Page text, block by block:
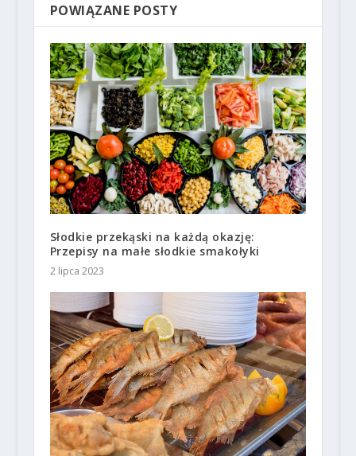
POWIĄZANE POSTY
Słodkie przekąski na każdą okazję:
Przepisy na małe słodkie smakołyki
2 lipca 2023